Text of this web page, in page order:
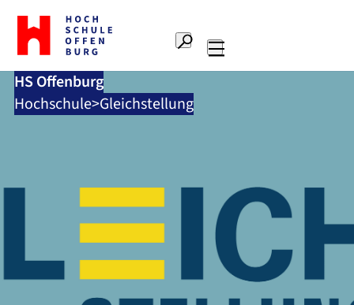
Zur
Startseite
Hochschule
Offenburg
Suche
Hauptnavigation
HS Offenburg
Hochschule Gleichstellung